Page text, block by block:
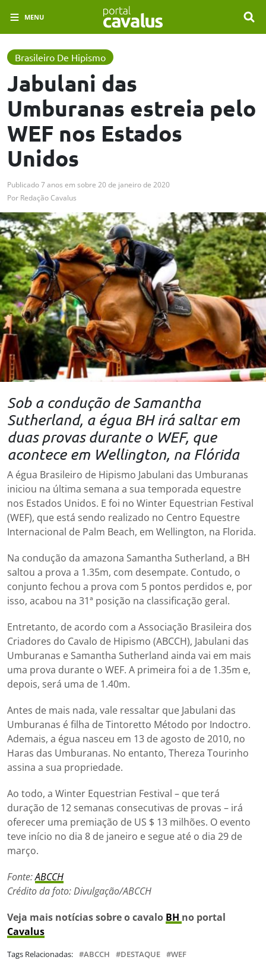
MENU
Brasileiro De Hipismo
Jabulani das
Umburanas estreia pelo
WEF nos Estados
Unidos
Publicado7 anos em sobre 20 de janeiro de 2020
Por Redação Cavalus
Sob a condução de Samantha
Sutherland, a égua BH irá saltar em
duas provas durante o WEF, que
acontece em Wellington, na Flórida
A égua Brasileiro de Hipismo Jabulani das Umburanas
iniciou na última semana a sua temporada equestre
nos Estados Unidos. E foi no Winter Equestrian Festival
(WEF), que está sendo realizado no Centro Equestre
Internacional de Palm Beach, em Wellington, na Florida.
Na condução da amazona Samantha Sutherland, a BH
saltou a prova a 1.35m, com desempate. Contudo, o
conjunto fechou a prova com 5 pontos perdidos e, por
isso, acabou na 31ª posição na classificação geral.
Entretanto, de acordo com a Associação Brasileira dos
Criadores do Cavalo de Hipismo (ABCCH), Jabulani das
Umburanas e Samantha Sutherland ainda vai em mais
uma prova durante o WEF. A primeira foi a de 1.35m e,
depois, será uma de 1.40m.
Antes de mais nada, vale ressaltar que Jabulani das
Umburanas é filha de Tintoretto Método por Indoctro.
Ademais, a égua nasceu em 13 de agosto de 2010, no
Haras das Umburanas. No entanto, Thereza Tourinho
assina a sua propriedade.
Ao todo, a Winter Equestrian Festival – que terá
duração de 12 semanas consecutivas de provas – irá
oferecer uma premiação de US $ 13 milhões. O evento
teve início no dia 8 de janeiro e segue até o dia 29 de
março.
Fonte:ABCCH
Crédito da foto: Divulgação/ABCCH
Veja mais notícias sobre o cavalo BH no portal
Cavalus
Tags Relacionadas: ABCCH DESTAQUE WEF